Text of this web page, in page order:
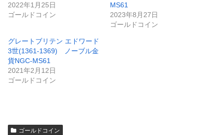
2022年1月25日
ゴールドコイン
MS61
2023年8月27日
ゴールドコイン
グレートブリテン エドワード
3世(1361-1369) ノーブル金
貨NGC-MS61
2021年2月12日
ゴールドコイン
ゴールドコイン